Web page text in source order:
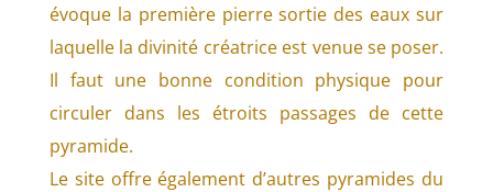
évoque la première pierre sortie des eaux sur
laquelle la divinité créatrice est venue se poser.
Il faut une bonne condition physique pour
circuler dans les étroits passages de cette
pyramide.
Le site offre également d’autres pyramides du